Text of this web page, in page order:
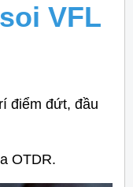
VFL
điểm đứt, đầu
OTDR.